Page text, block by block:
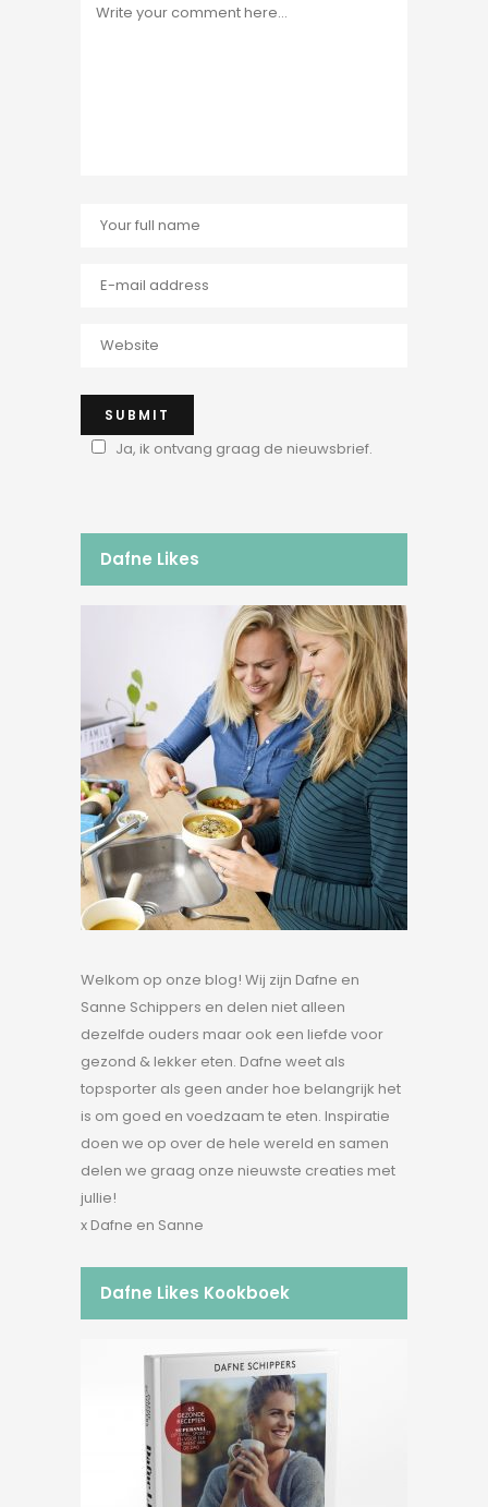
Ja, ik ontvang graag de nieuwsbrief.
Dafne Likes
Welkom op onze blog! Wij zijn Dafne en
Sanne Schippers en delen niet alleen
dezelfde ouders maar ook een liefde voor
gezond & lekker eten. Dafne weet als
topsporter als geen ander hoe belangrijk het
is om goed en voedzaam te eten. Inspiratie
doen we op over de hele wereld en samen
delen we graag onze nieuwste creaties met
jullie!
x Dafne en Sanne
Dafne Likes Kookboek